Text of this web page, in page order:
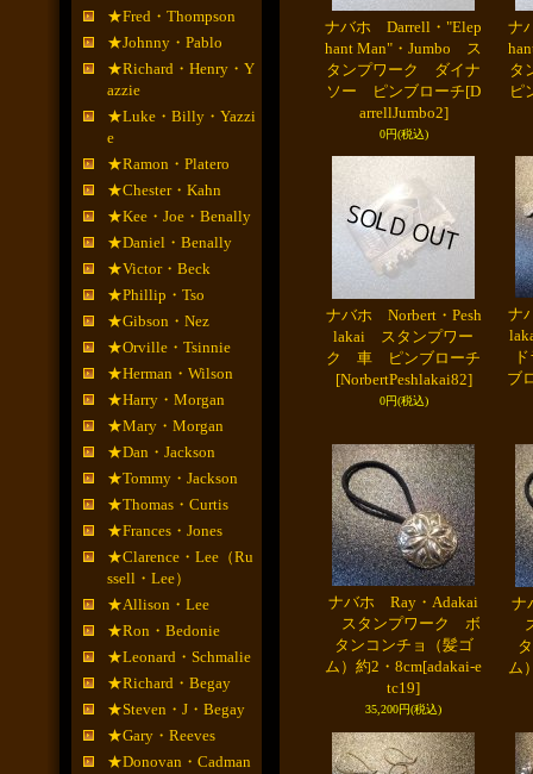
★Fred・Thompson
★Johnny・Pablo
★Richard・Henry・Y
azzie
★Luke・Billy・Yazzi
e
★Ramon・Platero
★Chester・Kahn
★Kee・Joe・Benally
★Daniel・Benally
★Victor・Beck
★Phillip・Tso
★Gibson・Nez
★Orville・Tsinnie
★Herman・Wilson
★Harry・Morgan
★Mary・Morgan
★Dan・Jackson
★Tommy・Jackson
★Thomas・Curtis
★Frances・Jones
★Clarence・Lee（Ru
ssell・Lee）
★Allison・Lee
★Ron・Bedonie
★Leonard・Schmalie
★Richard・Begay
★Steven・J・Begay
★Gary・Reeves
★Donovan・Cadman
ナバホ Darrell・"Elep
hant Man"・Jumbo ス
タンプワーク ダイナ
ソー ピンブローチ[D
arrellJumbo2]
0円(税込)
ナ
タ
ピ
ナバホ Norbert・Pesh
lakai スタンプワー
ク 車 ピンブローチ
[NorbertPeshlakai82]
0円(税込)
ナ
ブ
ナバホ Ray・Adakai
スタンプワーク ボ
タンコンチョ（髪ゴ
ム）約2・8cm[adakai-e
tc19]
35,200円(税込)
ナ
ム